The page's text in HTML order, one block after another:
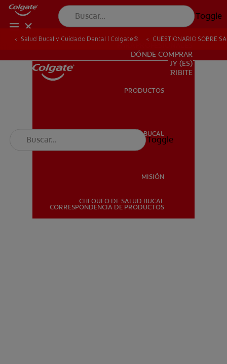
Toggle
SALUD BUCAL
PARA PROFESIONALES
DÓNDE COMPRAR
UY (ES)
SUSCRIBITE
PRODUCTOS
SALUD BUCAL
MISIÓN
CHEQUEO DE SALUD BUCAL
CORRESPONDENCIA DE PRODUCTOS
Toggle
Salud Bucal y Cuidado Dental | Colgate® CUESTIONARIO SOBRE